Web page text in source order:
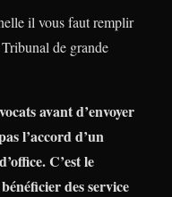
il vous faut remplir
de grande
avant d’envoyer
l’accord d’un
C’est le
des service